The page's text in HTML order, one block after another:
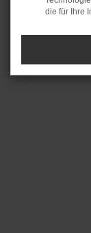
die für Ihre